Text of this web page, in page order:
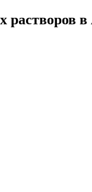
растворов в